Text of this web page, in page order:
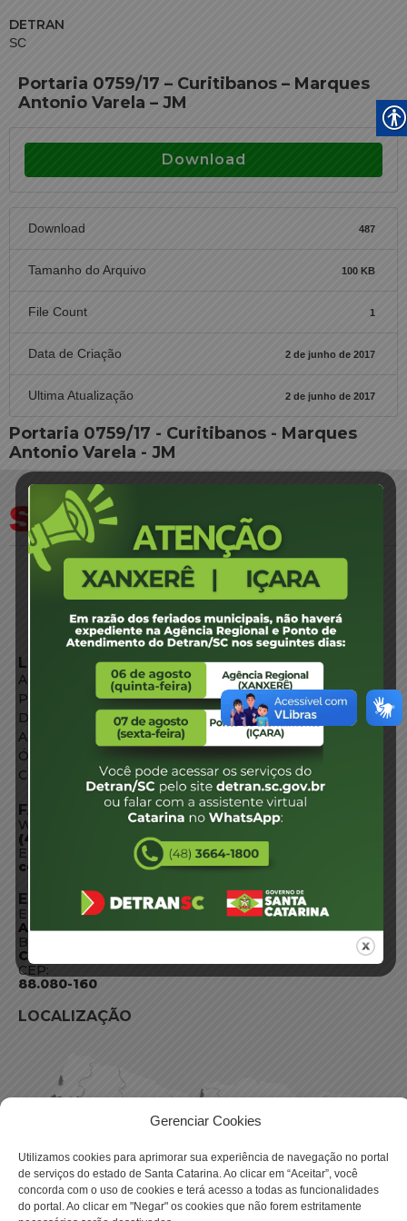
Gerenciar Cookies
Utilizamos cookies para aprimorar sua experiência de navegação no portal
de serviços do estado de Santa Catarina. Ao clicar em “Aceitar”, você
concorda com o uso de cookies e terá acesso a todas as funcionalidades
do portal. Ao clicar em "Negar" os cookies que não forem estritamente
DETRAN
SC
Portaria 0759/17 – Curitibanos – Marques
Antonio Varela – JM
Download
Download 487
Tamanho do Arquivo 100 KB
File Count 1
Data de Criação 2 de junho de 2017
Ultima Atualização 2 de junho de 2017
Portaria 0759/17 - Curitibanos - Marques
Antonio Varela - JM
LINKS EXTERNOS
Agência de Notícias
Portal de Serviços
Diário Oficial
Acesso à Informação
Órgãos do Governo
Conheça SC
FALE CONOSCO
WhatsApp:
(48) 3664-1800
E-mail:
centraldeinformacoes@detran.sc.gov.br
ENDEREÇO
Endereço:
Av. Almirante Tamandaré - 480
Bairro:
Coqueiros, Florianópolis SC
CEP:
88.080-160
LOCALIZAÇÃO